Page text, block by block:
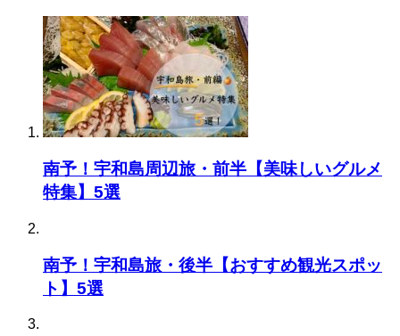
南予！宇和島周辺旅・前半【美味しいグルメ
特集】5選
南予！宇和島旅・後半【おすすめ観光スポッ
ト】5選